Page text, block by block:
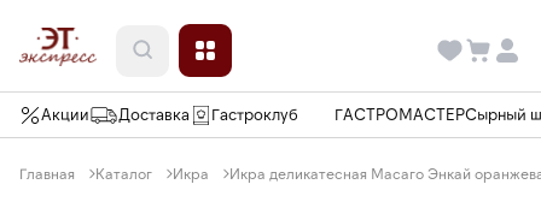
Акции Доставка Гастроклуб ГАСТРОМАСТЕРСырный
Главная Каталог Икра Икра деликатесная Масаго Энкай